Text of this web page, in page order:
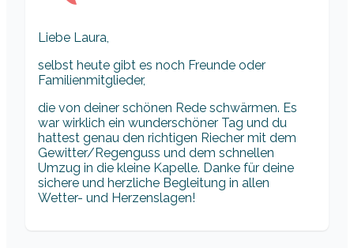
Liebe Laura,
selbst heute gibt es noch Freunde oder
Familienmitglieder,
die von deiner schönen Rede schwärmen. Es
war wirklich ein wunderschöner Tag und du
hattest genau den richtigen Riecher mit dem
Gewitter/Regenguss und dem schnellen
Umzug in die kleine Kapelle. Danke für deine
sichere und herzliche Begleitung in allen
Wetter- und Herzenslagen!